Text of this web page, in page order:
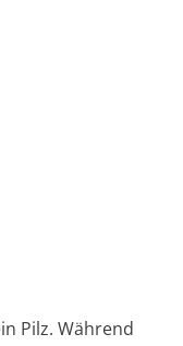
Pilz. Während